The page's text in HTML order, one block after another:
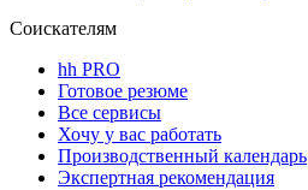
Соискателям
hh PRO
Готовое резюме
Все сервисы
Хочу у вас работать
Производственный календарь
Экспертная рекомендация